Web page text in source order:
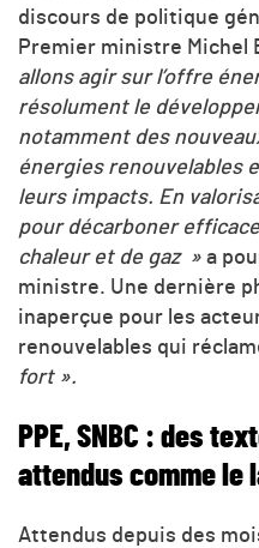
discours de politique
Premier ministre Michel
allons agir sur l’offre
résolument le
notamment des
énergies renouvelables
leurs impacts. En
pour décarboner
chaleur et de gaz » a
ministre. Une dernière
inaperçue pour les
renouvelables qui
fort ».
PPE, SNBC : des
attendus comme le
Attendus depuis des